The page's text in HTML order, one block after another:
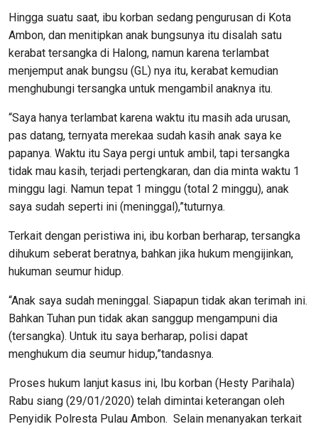
Hingga suatu saat, ibu korban sedang pengurusan di Kota
Ambon, dan menitipkan anak bungsunya itu disalah satu
kerabat tersangka di Halong, namun karena terlambat
menjemput anak bungsu (GL) nya itu, kerabat kemudian
menghubungi tersangka untuk mengambil anaknya itu.
“Saya hanya terlambat karena waktu itu masih ada urusan,
pas datang, ternyata merekaa sudah kasih anak saya ke
papanya. Waktu itu Saya pergi untuk ambil, tapi tersangka
tidak mau kasih, terjadi pertengkaran, dan dia minta waktu 1
minggu lagi. Namun tepat 1 minggu (total 2 minggu), anak
saya sudah seperti ini (meninggal),”tuturnya.
Terkait dengan peristiwa ini, ibu korban berharap, tersangka
dihukum seberat beratnya, bahkan jika hukum mengijinkan,
hukuman seumur hidup.
“Anak saya sudah meninggal. Siapapun tidak akan terimah ini.
Bahkan Tuhan pun tidak akan sanggup mengampuni dia
(tersangka). Untuk itu saya berharap, polisi dapat
menghukum dia seumur hidup,”tandasnya.
Proses hukum lanjut kasus ini, Ibu korban (Hesty Parihala)
Rabu siang (29/01/2020) telah dimintai keterangan oleh
Penyidik Polresta Pulau Ambon. Selain menanyakan terkait